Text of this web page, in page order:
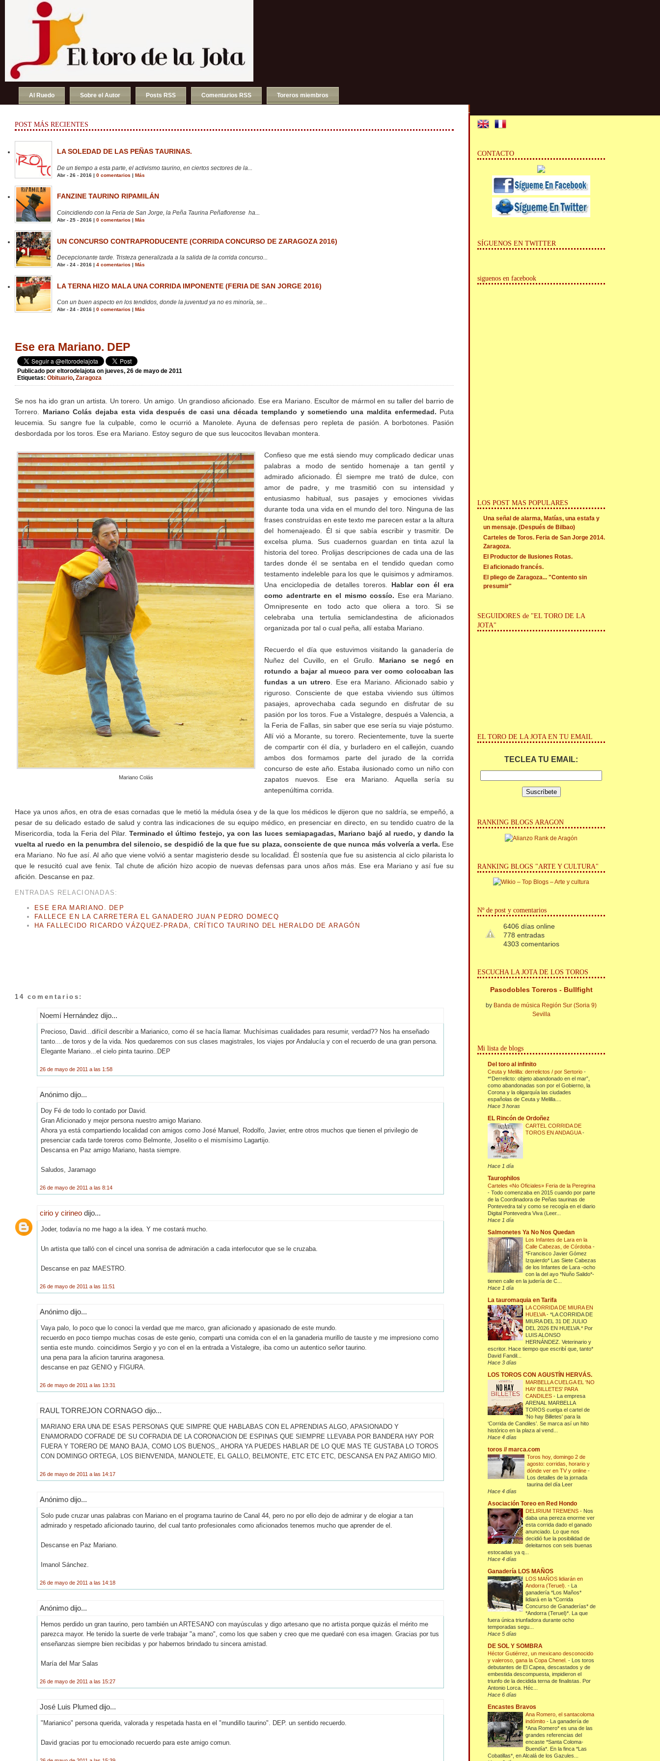
Al Ruedo Sobre el Autor Posts RSS Comentarios RSS Toreros miembros
POST MÁS RECIENTES
LA SOLEDAD DE LAS PEÑAS TAURINAS.
De un tiempo a esta parte, el activismo taurino, en ciertos sectores de la...
Abr - 26 - 2016 | 0 comentarios | Más
FANZINE TAURINO RIPAMILÁN
Coincidiendo con la Feria de San Jorge, la Peña Taurina Peñaflorense ha...
Abr - 25 - 2016 | 0 comentarios | Más
UN CONCURSO CONTRAPRODUCENTE (CORRIDA CONCURSO DE ZARAGOZA 2016)
Decepcionante tarde. Tristeza generalizada a la salida de la corrida concurso...
Abr - 24 - 2016 | 4 comentarios | Más
LA TERNA HIZO MALA UNA CORRIDA IMPONENTE (FERIA DE SAN JORGE 2016)
Con un buen aspecto en los tendidos, donde la juventud ya no es minoría, se...
Abr - 24 - 2016 | 0 comentarios Más
Ese era Mariano. DEP
Publicado por eltorodelajota on jueves, 26 de mayo de 2011
Etiquetas: Obituario, Zaragoza
Se nos ha ido gran un artista. Un torero. Un amigo. Un grandioso aficionado. Ese era Mariano. Escultor de mármol en su taller del barrio de
Torrero. Mariano Colás dejaba esta vida después de casi una década templando y sometiendo una maldita enfermedad. Puta
leucemia. Su sangre fue la culpable, como le ocurrió a Manolete. Ayuna de defensas pero repleta de pasión. A borbotones. Pasión
desbordada por los toros. Ese era Mariano. Estoy seguro de que sus leucocitos llevaban montera.
Mariano Colás
Confieso que me está siendo muy complicado dedicar unas
palabras a modo de sentido homenaje a tan gentil y
admirado aficionado. Él siempre me trató de dulce, con
amor de padre, y me trasmitió con su intensidad y
entusiasmo habitual, sus pasajes y emociones vividas
durante toda una vida en el mundo del toro. Ninguna de las
frases construídas en este texto me parecen estar a la altura
del homenajeado. Él si que sabía escribir y trasmitir. De
excelsa pluma. Sus cuadernos guardan en tinta azul la
historia del toreo. Prolijas descripciones de cada una de las
tardes donde él se sentaba en el tendido quedan como
testamento indeleble para los que le quisimos y admiramos.
Una enciclopedia de detalles toreros. Hablar con él era
como adentrarte en el mismo cossío. Ese era Mariano.
Omnipresente en todo acto que oliera a toro. Si se
celebraba una tertulia semiclandestina de aficionados
organizada por tal o cual peña, allí estaba Mariano.
Recuerdo el día que estuvimos visitando la ganadería de
Nuñez del Cuvillo, en el Grullo. Mariano se negó en
rotundo a bajar al mueco para ver como colocaban las
fundas a un utrero . Ese era Mariano. Aficionado sabio y
riguroso. Consciente de que estaba viviendo sus últimos
pasajes, aprovechaba cada segundo en disfrutar de su
pasión por los toros. Fue a Vistalegre, después a Valencia, a
la Feria de Fallas, sin saber que ese sería su viaje póstumo.
Allí vió a Morante, su torero. Recientemente, tuve la suerte
de compartir con él día, y burladero en el callejón, cuando
ambos dos formamos parte del jurado de la corrida
concurso de este año. Estaba ilusionado como un niño con
zapatos nuevos. Ese era Mariano. Aquella sería su
antepenúltima corrida.
Hace ya unos años, en otra de esas cornadas que le metió la médula ósea y de la que los médicos le dijeron que no saldría, se empeñó, a
pesar de su delicado estado de salud y contra las indicaciones de su equipo médico, en presenciar en directo, en su tendido cuatro de la
Misericordia, toda la Feria del Pilar.Terminado el último festejo, ya con las luces semiapagadas, Mariano bajó al ruedo, y dando la
vuelta al ruedo en la penumbra del silencio, se despidió de la que fue su plaza, consciente de que nunca más volvería a verla. Ese
era Mariano. No fue así. Al año que viene volvió a sentar magisterio desde su localidad. Él sostenía que fue su asistencia al ciclo pilarista lo
que le resucitó cual ave fenix. Tal chute de afición hizo acopio de nuevas defensas para unos años más. Ese era Mariano y así fue su
afición. Descanse en paz.
ENTRADAS RELACIONADAS:
ESE ERA MARIANO. DEP
FALLECE EN LA CARRETERA EL GANADERO JUAN PEDRO DOMECQ
HA FALLECIDO RICARDO VÁZQUEZ-PRADA, CRÍTICO TAURINO DEL HERALDO DE ARAGÓN
14 comentarios:
Noemí Hernández dijo...
Precioso, David...difícil describir a Marianico, como él se hacía llamar. Muchísimas cualidades para resumir, verdad?? Nos ha enseñado
tanto....de toros y de la vida. Nos quedaremos con sus clases magistrales, los viajes por Andalucía y con el recuerdo de una gran persona.
Elegante Mariano...el cielo pinta taurino..DEP
26 de mayo de 2011 a las 1:58
Anónimo dijo...
Doy Fé de todo lo contado por David.
Gran Aficionado y mejor persona nuestro amigo Mariano.
Ahora ya está compartiendo localidad con amigos como José Manuel, Rodolfo, Javier, entre otros muchos que tienen el privilegio de
presenciar cada tarde toreros como Belmonte, Joselito o el mismísimo Lagartijo.
Descansa en Paz amigo Mariano, hasta siempre.
Saludos, Jaramago
26 de mayo de 2011 a las 8:14
cirio y cirineo dijo...
Joder, todavía no me hago a la idea. Y me costará mucho.
Un artista que talló con el cincel una sonrisa de admiración a cada interlocutor que se le cruzaba.
Descanse en paz MAESTRO.
26 de mayo de 2011 a las 11:51
Anónimo dijo...
Vaya palo, lo poco que lo conoci la verdad que me marco, gran aficionado y apasionado de este mundo.
recuerdo en poco tiempo muchas cosas de este genio, comparti una comida con el en la ganaderia murillo de tauste y me impresiono como
sentia este mundo. coincidimos Sergio y yo con el en la entrada a Vistalegre, iba como un autentico señor taurino.
una pena para la aficion tarurina aragonesa.
descanse en paz GENIO y FIGURA.
26 de mayo de 2011 a las 13:31
RAUL TORREJON CORNAGO dijo...
MARIANO ERA UNA DE ESAS PERSONAS QUE SIMPRE QUE HABLABAS CON EL APRENDIAS ALGO, APASIONADO Y
ENAMORADO COFRADE DE SU COFRADIA DE LA CORONACION DE ESPINAS QUE SIEMPRE LLEVABA POR BANDERA HAY POR
FUERA Y TORERO DE MANO BAJA, COMO LOS BUENOS,, AHORA YA PUEDES HABLAR DE LO QUE MAS TE GUSTABA LO TOROS
CON DOMINGO ORTEGA, LOS BIENVENIDA, MANOLETE, EL GALLO, BELMONTE, ETC ETC ETC, DESCANSA EN PAZ AMIGO MIO.
26 de mayo de 2011 a las 14:17
Anónimo dijo...
Solo pude cruzar unas palabras con Mariano en el programa taurino de Canal 44, pero no por ello dejo de admirar y de elogiar a tan
admirado y respetado aficionado taurino, del cual tanto profesionales como aficionados tenemos mucho que aprender de el.
Descanse en Paz Mariano.
Imanol Sánchez.
26 de mayo de 2011 a las 14:18
Anónimo dijo...
Hemos perdido un gran taurino, pero también un ARTESANO con mayúsculas y digo artesano que no artista porque quizás el mérito me
parezca mayor. He tenido la suerte de verle trabajar "a mano", como los que saben y creo que me quedaré con esa imagen. Gracias por tus
enseñanzas siempre bien recibidas y por habernos brindado tu sincera amistad.
María del Mar Salas
26 de mayo de 2011 a las 15:27
José Luis Plumed dijo...
"Marianico" persona querida, valorada y respetada hasta en el "mundillo taurino". DEP. un sentido recuerdo.
David gracias por tu emocionado recuerdo para este amigo comun.
CONTACTO
SÍGUENOS EN TWITTER
siguenos en facebook
LOS POST MAS POPULARES
Una señal de alarma, Matías, una estafa y
un mensaje. (Después de Bilbao)
Carteles de Toros. Feria de San Jorge 2014.
Zaragoza.
El Productor de Ilusiones Rotas.
El aficionado francés.
El pliego de Zaragoza... "Contento sin
presumir"
SEGUIDORES de "EL TORO DE LA
JOTA"
EL TORO DE LA JOTA EN TU EMAIL
TECLEA TU EMAIL:
RANKING BLOGS ARAGON
RANKING BLOGS "ARTE Y CULTURA"
Nº de post y comentarios
6406 días online
778 entradas
4303 comentarios
ESCUCHA LA JOTA DE LOS TOROS
Pasodobles Toreros - Bullfight
by Banda de música Región Sur (Soria 9)
Sevilla
Mi lista de blogs
Del toro al infinito
Ceuta y Melilla: derrelictos / por Sertorio-
*“Derrelicto: objeto abandonado en el mar”,
como abandonadas son por el Gobierno, la
Corona y la oligarquía las ciudades
españolas de Ceuta y Melilla....
Hace 3 horas
EL Rincón de Ordoñez
CARTEL CORRIDA DE
TOROS EN ANDAGUA-
Hace 1 día
Taurophilos
Carteles «No Oficiales» Feria de la Peregrina
-Todo comenzaba en 2015 cuando por parte
de la Coordinadora de Peñas taurinas de
Pontevedra tal y como se recogía en el diario
Digital Pontevedra Viva (Leer...
Hace 1 día
Salmonetes Ya No Nos Quedan
Los Infantes de Lara en la
Calle Cabezas, de Córdoba-
*Francisco Javier Gómez
Izquierdo* Las Siete Cabezas
de los Infantes de Lara -ocho
con la del ayo *Nuño Salido*-
tienen calle en la judería de C...
Hace 1 día
La tauromaquia en Tarifa
LA CORRIDA DE MIURA EN
HUELVA-*LA CORRIDA DE
MIURA DEL 31 DE JULIO
DEL 2026 EN HUELVA.* Por
LUIS ALONSO
HERNÁNDEZ. Veterinario y
escritor. Hace tiempo que escribí que, tanto*
David Fandil...
Hace 3 días
LOS TOROS CON AGUSTÍN HERVÁS.
MARBELLA CUELGA EL 'NO
HAY BILLETES' PARA
CANDILES- La empresa
ARENAL MARBELLA
TOROS cuelga el cartel de
'No hay Billetes' para la
‘Corrida de Candiles’. Se marca así un hito
histórico en la plaza al vend...
Hace 4 días
toros // marca.com
Toros hoy, domingo 2 de
agosto: corridas, horario y
dónde ver en TV y online-
Los detalles de la jornada
taurina del día Leer
Hace 4 días
Asociación Toreo en Red Hondo
DELIRIUM TREMENS- Nos
daba una pereza enorme ver
esta corrida dado el ganado
anunciado. Lo que nos
decidió fue la posibilidad de
deleitarnos con seis buenas
estocadas ya q...
Hace 4 días
Ganadería LOS MAÑOS
LOS MAÑOS lidiarán en
Andorra (Teruel).- La
ganadería *Los Maños*
lidiará en la *Corrida
Concurso de Ganaderías* de
*Andorra (Teruel)*. La que
fuera única triunfadora durante ocho
temporadas segu...
Hace 5 días
DE SOL Y SOMBRA
Héctor Gutiérrez, un mexicano desconocido
y valeroso, gana la Copa Chenel.- Los toros
debutantes de El Capea, descastados y de
embestida descompuesta, impidieron el
triunfo de la decidida terna de finalistas. Por
Antonio Lorca. Héc...
Hace 6 días
Encastes Bravos
Ana Romero, el santacoloma
indómito- La ganadería de
*Ana Romero* es una de las
grandes referencias del
encaste *Santa Coloma-
Buendía*. En la finca *Las
Cobatillas*, en Alcalá de los Gazules...